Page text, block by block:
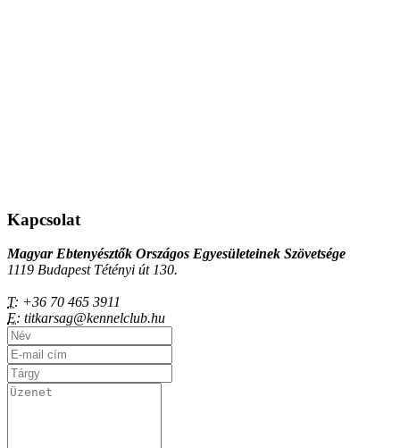
Kapcsolat
Magyar Ebtenyésztők Országos Egyesületeinek Szövetsége
1119 Budapest Tétényi út 130.
T: +36 70 465 3911
E: titkarsag@kennelclub.hu